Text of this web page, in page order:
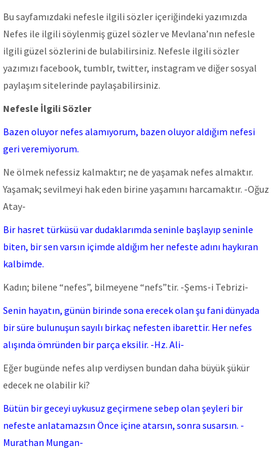
Bu sayfamızdaki nefesle ilgili sözler içeriğindeki yazımızda
Nefes ile ilgili söylenmiş güzel sözler ve Mevlana’nın nefesle
ilgili güzel sözlerini de bulabilirsiniz. Nefesle ilgili sözler
yazımızı facebook, tumblr, twitter, instagram ve diğer sosyal
paylaşım sitelerinde paylaşabilirsiniz.
Nefesle İlgili Sözler
Bazen oluyor nefes alamıyorum, bazen oluyor aldığım nefesi
geri veremiyorum.
Ne ölmek nefessiz kalmaktır; ne de yaşamak nefes almaktır.
Yaşamak; sevilmeyi hak eden birine yaşamını harcamaktır. -Oğuz
Atay-
Bir hasret türküsü var dudaklarımda seninle başlayıp seninle
biten, bir sen varsın içimde aldığım her nefeste adını haykıran
kalbimde.
Kadın; bilene “nefes”, bilmeyene “nefs”tir. -Şems-i Tebrizi-
Senin hayatın, günün birinde sona erecek olan şu fani dünyada
bir süre bulunuşun sayılı birkaç nefesten ibarettir. Her nefes
alışında ömründen bir parça eksilir. -Hz. Ali-
Eğer bugünde nefes alıp verdiysen bundan daha büyük şükür
edecek ne olabilir ki?
Bütün bir geceyi uykusuz geçirmene sebep olan şeyleri bir
nefeste anlatamazsın Önce içine atarsın, sonra susarsın. -
Murathan Mungan-